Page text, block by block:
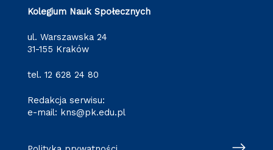
Kolegium Nauk Społecznych
ul. Warszawska 24
31-155 Kraków
tel. 12 628 24 80
Redakcja serwisu:
e-mail: kns@pk.edu.pl